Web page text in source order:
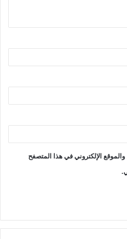
الإلكتروني في هذا المتصفح